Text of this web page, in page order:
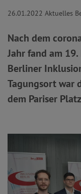
26.01.2022 Aktuelles
Nach dem
Jahr fand am
Berliner
Tagungsort war
dem Pariser